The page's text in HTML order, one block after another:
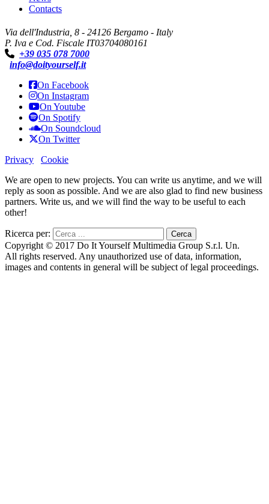
Contacts
Via dell'Industria, 8 - 24126 Bergamo - Italy
P. Iva e Cod. Fiscale IT03704080161
+39 035 078 7000
info@doityourself.it
On Facebook
On Instagram
On Youtube
On Spotify
On Soundcloud
On Twitter
Privacy
Cookie
We are open to new projects. You can write us anytime, and we will
reply as soon as possible. And we are also glad to find new business
partners. Write us, and we will find the way to be useful to each
other!
Ricerca per:
Copyright © 2017 Do It Yourself Multimedia Group S.r.l. Un.
All rights reserved. Any unauthorized use of data, information,
images and contents in general will be subject of legal proceedings.